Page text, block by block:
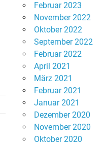
Februar 2023
November 2022
Oktober 2022
September 2022
Februar 2022
April 2021
März 2021
Februar 2021
Januar 2021
Dezember 2020
November 2020
Oktober 2020